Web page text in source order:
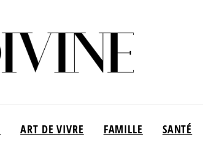
ART DE VIVRE FAMILLE SANTÉ